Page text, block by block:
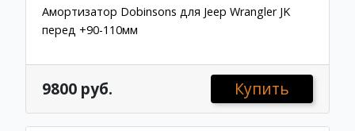
Амортизатор Dobinsons для Jeep Wrangler JK
перед +90-110мм
9800 руб. Купить